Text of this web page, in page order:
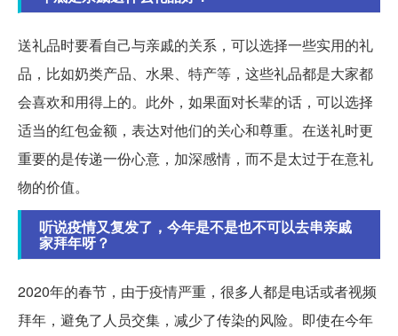
送礼品时要看自己与亲戚的关系，可以选择一些实用的礼
品，比如奶类产品、水果、特产等，这些礼品都是大家都
会喜欢和用得上的。此外，如果面对长辈的话，可以选择
适当的红包金额，表达对他们的关心和尊重。在送礼时更
重要的是传递一份心意，加深感情，而不是太过于在意礼
物的价值。
听说疫情又复发了，今年是不是也不可以去串亲戚
家拜年呀？
2020年的春节，由于疫情严重，很多人都是电话或者视频
拜年，避免了人员交集，减少了传染的风险。即使在今年